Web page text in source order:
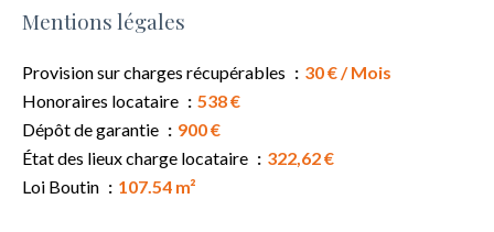
Mentions légales
Provision sur charges récupérables
30 € / Mois
Honoraires locataire
538 €
Dépôt de garantie
900 €
État des lieux charge locataire
322,62 €
Loi Boutin
107.54 m²